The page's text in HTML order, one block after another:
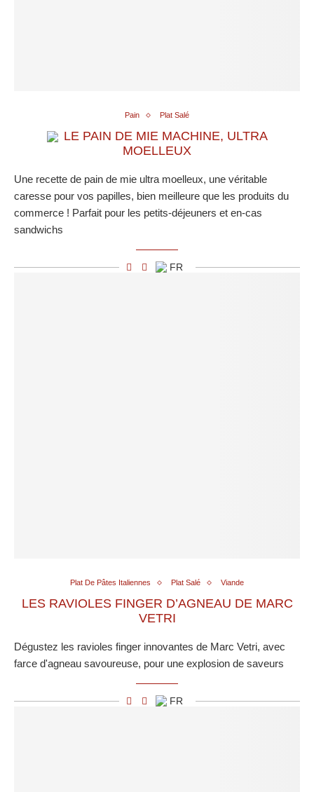
Pain Plat Salé
LE PAIN DE MIE MACHINE, ULTRA
MOELLEUX
Une recette de pain de mie ultra moelleux, une véritable
caresse pour vos papilles, bien meilleure que les produits du
commerce ! Parfait pour les petits-déjeuners et en-cas
sandwichs
FR
Plat De Pâtes Italiennes Plat Salé Viande
LES RAVIOLES FINGER D’AGNEAU DE MARC
VETRI
Dégustez les ravioles finger innovantes de Marc Vetri, avec
farce d'agneau savoureuse, pour une explosion de saveurs
FR